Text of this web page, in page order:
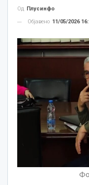
Од Плусинфо
Објавено 11/05/2026